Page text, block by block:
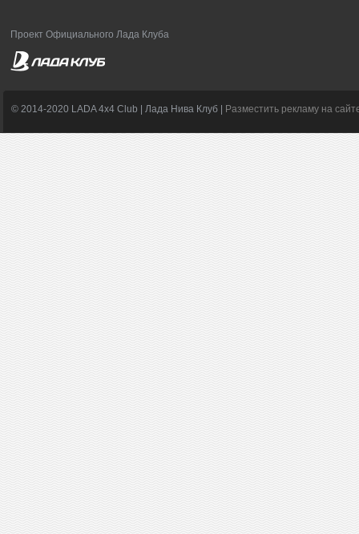
Проект Официального Лада Клуба
© 2014-2020 LADA 4x4 Club | Лада Нива Клуб | Разместить рекламу на